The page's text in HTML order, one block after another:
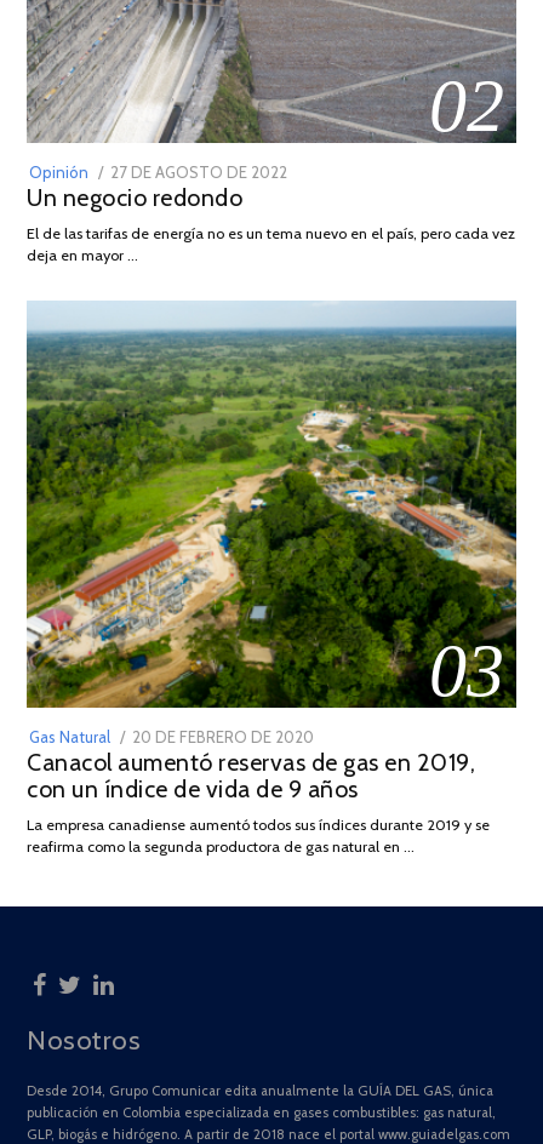
02
Opinión
POSTED
ON
27 DE AGOSTO DE 2022
DE
Un negocio redondo
El de las tarifas de energía no es un tema nuevo en el país, pero cada vez
deja en mayor …
03
Gas Natural
POSTED
ON
20 DE FEBRERO DE 2020
DE
JULIO
2025
Canacol aumentó reservas de gas en 2019,
con un índice de vida de 9 años
La empresa canadiense aumentó todos sus índices durante 2019 y se
reafirma como la segunda productora de gas natural en …
Nosotros
Desde 2014, Grupo Comunicar edita anualmente la GUÍA DEL GAS, única
publicación en Colombia especializada en gases combustibles: gas natural,
GLP, biogás e hidrógeno. A partir de 2018 nace el portal www.guiadelgas.com